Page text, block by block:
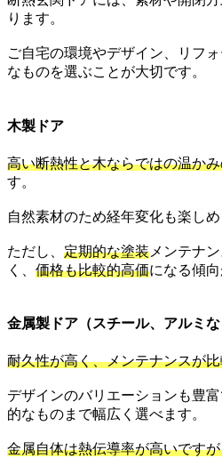
ります。
ご自宅の環境やデザイン、リフ
なものを選ぶことが大切です。
木製ドア
高い断熱性と木ならではの温か
す。
自然素材のため経年変化も楽しめ
ただし、 定期的な塗装 メンテナ
く、 価格も比較的高価になる傾向
金属製ドア（スチール、アルミな
耐久性が高く、メンテナンスが
デザインのバリエーションも豊
的なものまで幅広く選べます。
金属自体は熱伝導率が高いです